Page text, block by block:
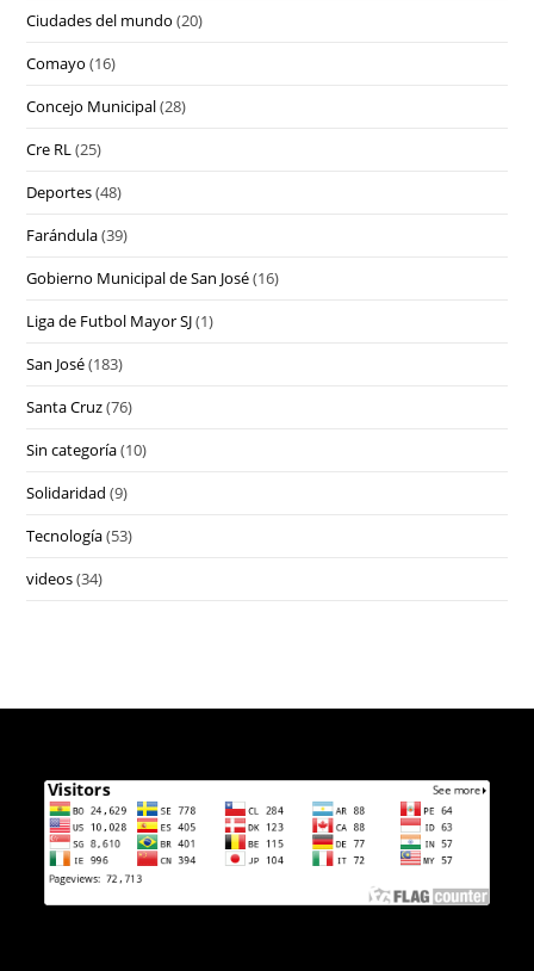
Ciudades del mundo (20)
Comayo (16)
Concejo Municipal(28)
Cre RL(25)
Deportes(48)
Farándula(39)
Gobierno Municipal de San José(16)
Liga de Futbol Mayor SJ(1)
San José(183)
Santa Cruz(76)
Sin categoría(10)
Solidaridad (9)
Tecnología(53)
videos(34)